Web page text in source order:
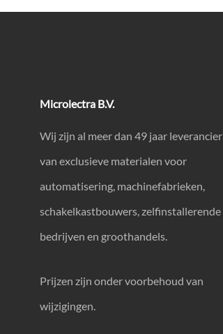
Microlectra B.V.
Wij zijn al meer dan 49 jaar leverancier
van exclusieve materialen voor
automatisering, machinefabrieken,
schakelkastbouwers, zelfinstallerende
bedrijven en groothandels.
Prijzen zijn onder voorbehoud van
wijzigingen.